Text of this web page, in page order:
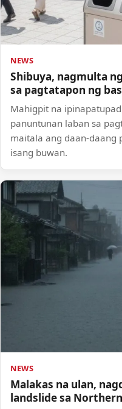
NEWS
Shibuya, nagmulta
sa pagtatapon ng
Mahigpit na
panuntunan laban sa
maitala ang daan-daang
isang buwan.
NEWS
Malakas na ulan,
landslide sa